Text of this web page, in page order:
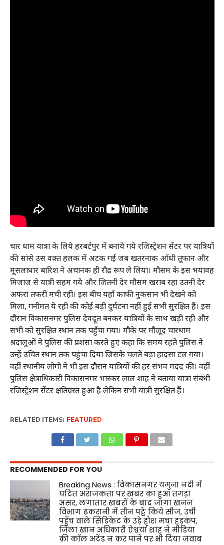
चार धाम यात्रा के लिये हरबर्टपुर में बनाये गये रजिस्ट्रेशन सेंटर पर यात्रियों
की सांसे उस वक़्त हलक में अटक गई जब खतरनाक आँधी तूफान और‌
मूसलाधार बारिश ने अचानक ही रौद्र रूप ले लिया। मौसम के इस भयावह
मिजाज से यात्री सहम गये और जितनी देर मौसम खराब रहा उतनी देर
अफरा तफरी मची रही। इस बीच यहाँ काफी नुकसान भी देखने को
मिला, गनीमत ये रही की कोई बड़ी दुर्घटना नहीं हुई सभी सुरक्षित हैं। इस
दौरान विकासनगर पुलिस देवदूत बनकर यात्रियों के साथ खड़ी रही और
सभी को सुरक्षित स्थान तक पहुँचा गया। मौके पर मौजूद चारधाम
श्रदालुओं ने पुलिस की प्रशंसा करते हुए कहा कि समय रहते पुलिस ने
उन्हें उचित स्थान तक पहुंचा दिया जिसके चलते बड़ा हादसा टल गया।
वहीं स्थानीय लोगो ने भी इस दौरान यात्रियों की हर संभव मदद की। वहीं
पुलिस क्षेत्राधिकारी विकासनगर भास्कर लाल शाह ने बताया यात्रा संबंधी
रजिस्ट्रेशन सेंटर क्षतिग्रस्त हुआ है लेकिन सभी यात्री सुरक्षित हैं।
RELATED ITEMS: FEATURED
RECOMMENDED FOR YOU
Breaking News : विकासनगर यमुना नदी में
घटित अराजकता पर खबर का हुआ तगड़ा
असर, लगातार खबरों के बाद जागा खनन
विभाग ढकरानी में तीन पट्टे किये सीज, उंची
पहुँच वाले सिंडिकेट के उड़े होश मचा हड़कंप,
जिला खान अधिकारी ऐश्वर्या शाह ने मीडिया
की काॅल अटेंड न कर पाने पर भी दिया जवाब